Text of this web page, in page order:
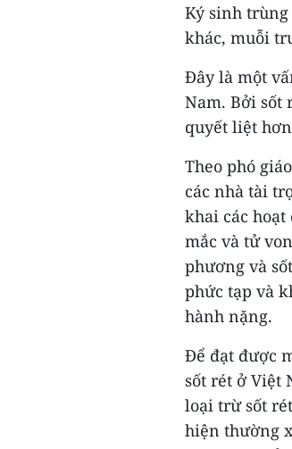
Ký sinh
khác, muỗi
Đây là một
Nam. Bởi sốt
quyết liệt
Theo phó
các nhà tài
khai các hoạt
mắc và tử
phương và
phức tạp và
hành nặng.
Để đạt được
sốt rét ở Việt
loại trừ sốt
hiện thường